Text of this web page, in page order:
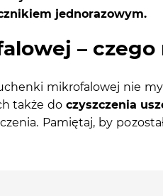
jednorazowym.
– czego
mikrofalowej nie
także do czyszczenia
Pamiętaj, by